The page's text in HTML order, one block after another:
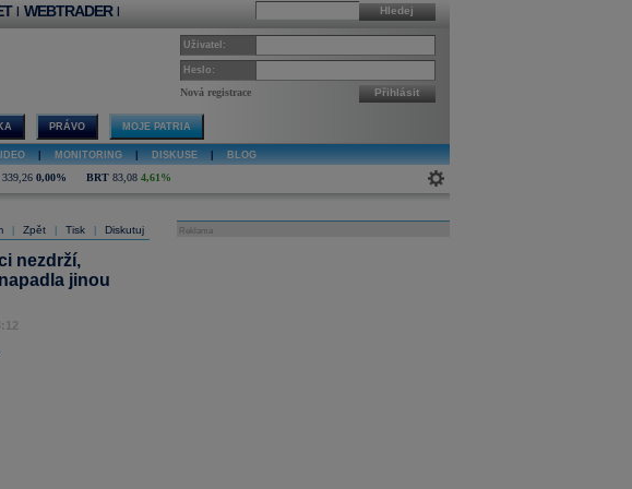
Hledej
| WEBTRADER |
Uživatel:
Heslo:
Nová registrace Přihlásit
PRÁVO MOJE PATRIA
MONITORING DISKUSE BLOG
339,26 0,00% BRT 83,08 4,61%
Zpět Tisk Diskutuj
nezdrží,
jinou
Reklama